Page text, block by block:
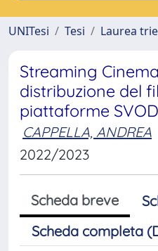
UNITesi
Tesi Laurea
Streaming
distribuzione del
piattaforme
CAPPELLA, ANDREA
2022/2023
Scheda breve
Scheda completa